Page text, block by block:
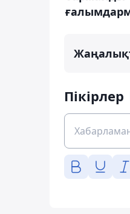
Пікірлер